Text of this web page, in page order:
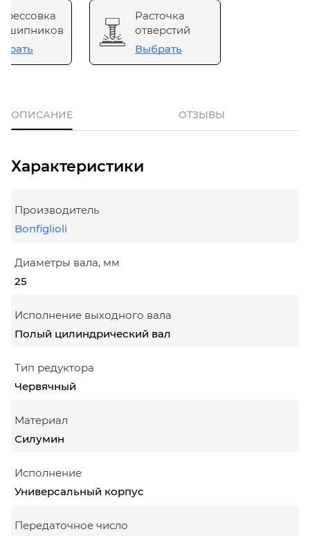
Расточка
отверстий
Выбрать
ОПИСАНИЕ ОТЗЫВЫ
Характеристики
Производитель
Bonfiglioli
Диаметры вала, мм
25
Исполнение выходного вала
Полый цилиндрический вал
Тип редуктора
Червячный
Материал
Силумин
Исполнение
Универсальный корпус
Передаточное число